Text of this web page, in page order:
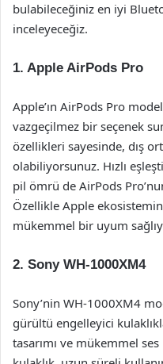
bulabileceğiniz en iyi
inceleyeceğiz.
1. Apple AirPods Pro
Apple’ın AirPods Pro
vazgeçilmez bir seçenek
özellikleri sayesinde, dış
olabiliyorsunuz. Hızlı
pil ömrü de AirPods
Özellikle Apple
mükemmel bir uyum
2. Sony WH-1000XM4
Sony’nin WH-1000XM4
gürültü engelleyici
tasarımı ve mükemmel